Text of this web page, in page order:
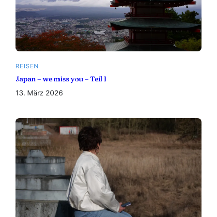
REISEN
Japan – we miss you – Teil I
13. März 2026